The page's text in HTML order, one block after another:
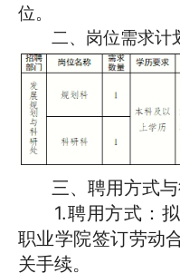
位。
二、 岗位需求计
三、聘用方式
1.聘用方式：
职业学院签订劳动
关手续。